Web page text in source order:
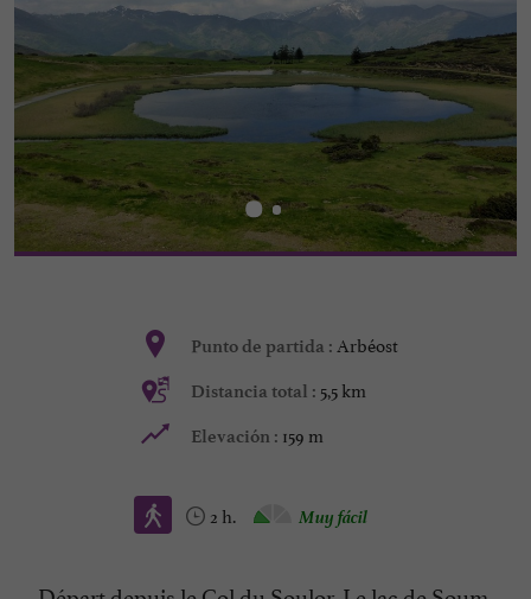
Punto de partida : Arbéost
Distancia total : 5,5 km
Elevación : 159 m
2 h. Muy fácil